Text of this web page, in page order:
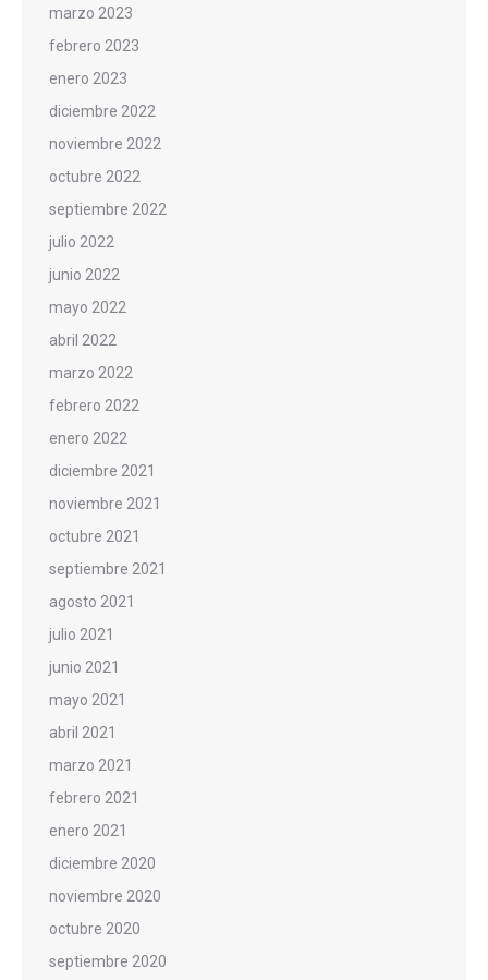
marzo 2023
febrero 2023
enero 2023
diciembre 2022
noviembre 2022
octubre 2022
septiembre 2022
julio 2022
junio 2022
mayo 2022
abril 2022
marzo 2022
febrero 2022
enero 2022
diciembre 2021
noviembre 2021
octubre 2021
septiembre 2021
agosto 2021
julio 2021
junio 2021
mayo 2021
abril 2021
marzo 2021
febrero 2021
enero 2021
diciembre 2020
noviembre 2020
octubre 2020
septiembre 2020